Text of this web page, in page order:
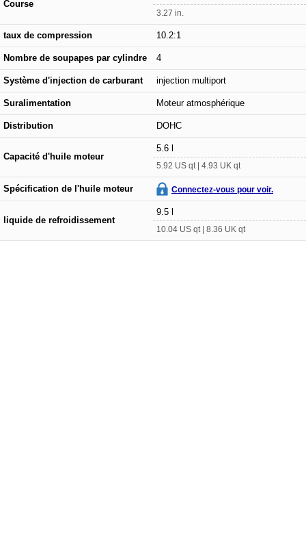
Course
3.27 in.
taux de compression 10.2:1
Nombre de soupapes par cylindre 4
Système d'injection de carburant injection multiport
Suralimentation Moteur atmosphérique
Distribution DOHC
Capacité d'huile moteur
5.6 l
5.92 US qt | 4.93 UK qt
Spécification de l'huile moteur Connectez-vous pour voir.
liquide de refroidissement
9.5 l
10.04 US qt | 8.36 UK qt